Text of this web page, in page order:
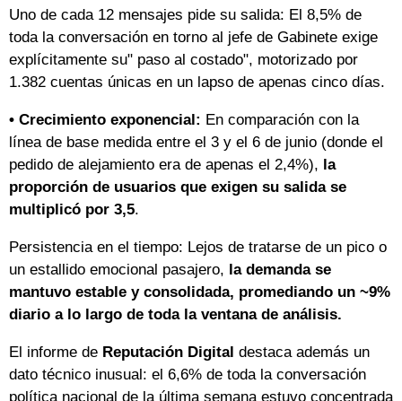
Uno de cada 12 mensajes pide su salida: El 8,5% de
toda la conversación en torno al jefe de Gabinete exige
explícitamente su" paso al costado", motorizado por
1.382 cuentas únicas en un lapso de apenas cinco días.
• Crecimiento exponencial: En comparación con la
línea de base medida entre el 3 y el 6 de junio (donde el
pedido de alejamiento era de apenas el 2,4%), la
proporción de usuarios que exigen su salida se
multiplicó por 3,5.
Persistencia en el tiempo: Lejos de tratarse de un pico o
un estallido emocional pasajero, la demanda se
mantuvo estable y consolidada, promediando un ~9%
diario a lo largo de toda la ventana de análisis.
El informe de Reputación Digital destaca además un
dato técnico inusual: el 6,6% de toda la conversación
política nacional de la última semana estuvo concentrada